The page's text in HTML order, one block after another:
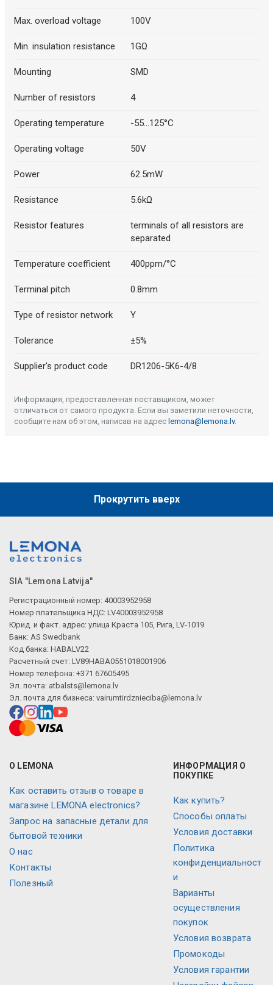
Max. overload voltage 100V
Min. insulation resistance 1GΩ
Mounting SMD
Number of resistors 4
Operating temperature -55...125°C
Operating voltage 50V
Power 62.5mW
Resistance 5.6kΩ
Resistor features
terminals of all resistors are
separated
Temperature coefficient 400ppm/°C
Terminal pitch 0.8mm
Type of resistor network Y
Tolerance ±5%
Supplier's product code DR1206-5K6-4/8
Информация, предоставленная поставщиком, может
отличаться от самого продукта. Если вы заметили неточности,
сообщите нам об этом, написав на адрес lemona@lemona.lv.
Прокрутить вверх
SIA "Lemona Latvija"
Регистрационный номер: 40003952958
Номер плательщика НДС: LV40003952958
Юрид. и факт. адрес: улица Краста 105, Рига, LV-1019
Банк: AS Swedbank
Код банка: HABALV22
Расчетный счет: LV89HABA0551018001906
Номер телефона: +371 67605495
Эл. почта: atbalsts@lemona.lv
Эл. почта для бизнеса: vairumtirdznieciba@lemona.lv
О LEMONA
Как оставить отзыв о товаре в
магазине LEMONA electronics?
Запрос на запасные детали для
бытовой техники
О нас
Контакты
Полезный
ИНФОРМАЦИЯ О
ПОКУПКЕ
Как купить?
Способы оплаты
Условия доставки
Политика
конфиденциальност
и
Варианты
осуществления
покупок
Условия возврата
Промокоды
Условия гарантии